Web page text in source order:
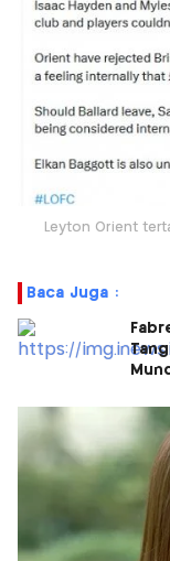
Leyton Orient
Baca Juga :